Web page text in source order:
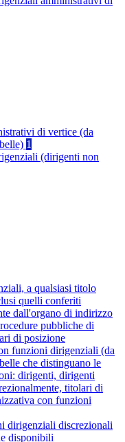
di vertice (da
1
(dirigenti non
a qualsiasi titolo
quelli conferiti
dall'organo di indirizzo
pubbliche di
di posizione
funzioni dirigenziali (da
che distinguano le
dirigenti, dirigenti
titolari di
con funzioni
dirigenziali discrezionali
disponibili